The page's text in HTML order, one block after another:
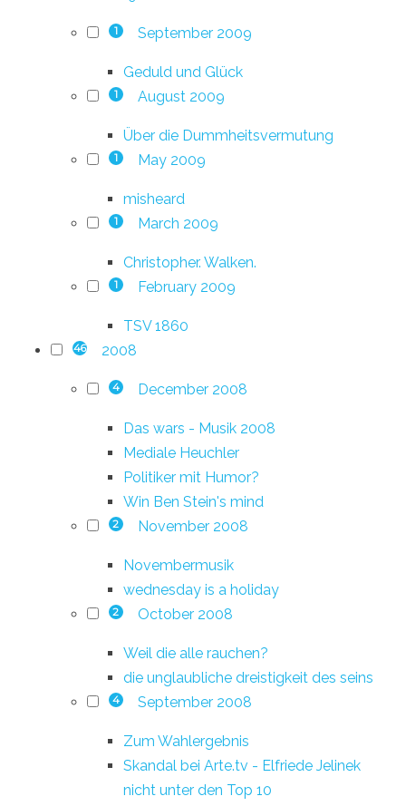
1 September 2009
Geduld und Glück
1 August 2009
Über die Dummheitsvermutung
1 May 2009
misheard
1 March 2009
Christopher. Walken.
1 February 2009
TSV 1860
46 2008
4 December 2008
Das wars - Musik 2008
Mediale Heuchler
Politiker mit Humor?
Win Ben Stein's mind
2 November 2008
Novembermusik
wednesday is a holiday
2 October 2008
Weil die alle rauchen?
die unglaubliche dreistigkeit des seins
4 September 2008
Zum Wahlergebnis
Skandal bei Arte.tv - Elfriede Jelinek
nicht unter den Top 10